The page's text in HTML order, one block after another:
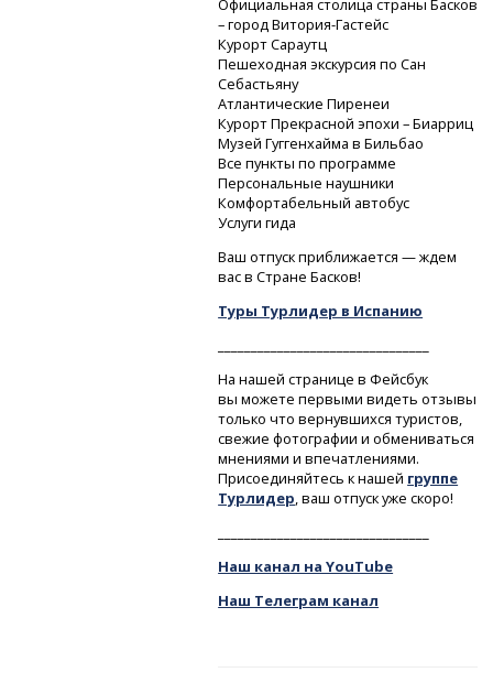
Официальная столица страны Басков
– городВитория-Гастейс
Курорт Сараутц
Пешеходная экскурсия по Сан
Себастьяну
Атлантические Пиренеи
Курорт Прекрасной эпохи – Биарриц
Музей Гуггенхайма в Бильбао
Все пункты по программе
Персональные наушники
Комфортабельный автобус
Услуги гида
Ваш отпуск приближается — ждем
вас в Стране Басков!
Туры Турлидер в Испанию
На нашей странице в Фейсбук
вы можете первыми видеть отзывы
только что вернувшихся туристов,
свежие фотографии и обмениваться
мнениями и впечатлениями.
Присоединяйтесь к нашей группе
Турлидер, ваш отпуск уже скоро!
Наш канал на YouTube
Наш Телеграм канал